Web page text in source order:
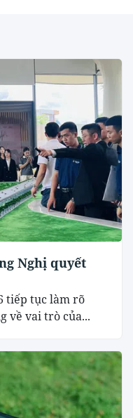
Nghị quyết
tiếp tục làm rõ
về vai trò của...